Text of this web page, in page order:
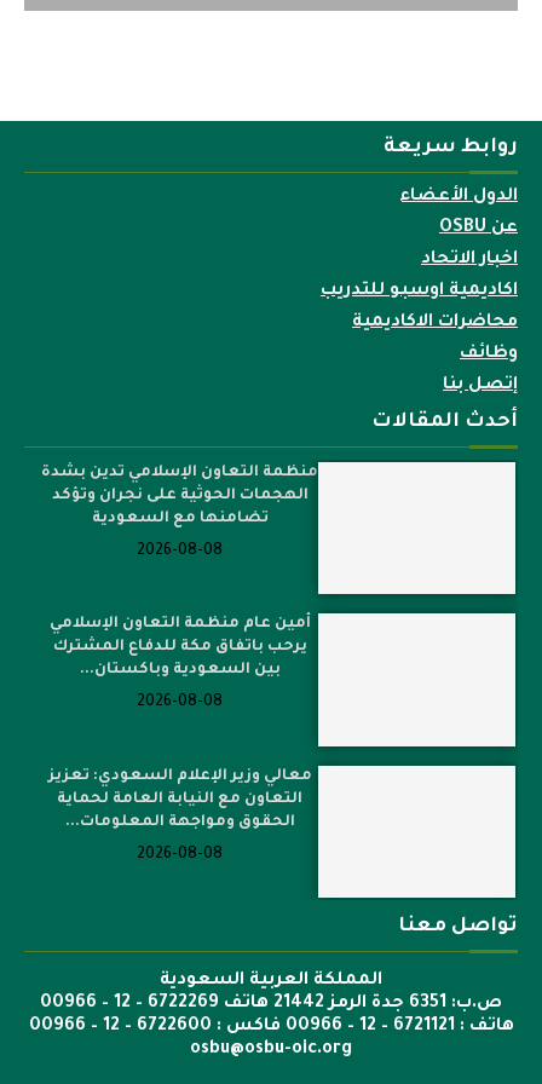
روابط سريعة
الدول الأعضاء
عن OSBU
اخبار الاتحاد
اكاديمية اوسبو للتدريب
محاضرات الاكاديمية
وظائف
إتصل بنا
أحدث المقالات
منظمة التعاون الإسلامي تدين بشدة
الهجمات الحوثية على نجران وتؤكد
تضامنها مع السعودية
2026-08-08
أمين عام منظمة التعاون الإسلامي
يرحب باتفاق مكة للدفاع المشترك
بين السعودية وباكستان...
2026-08-08
معالي وزير الإعلام السعودي: تعزيز
التعاون مع النيابة العامة لحماية
الحقوق ومواجهة المعلومات...
2026-08-08
تواصل معنا
المملكة العربية السعودية
ص.ب: 6351 جدة الرمز 21442 هاتف 6722269 – 12 – 00966
هاتف : 6721121 – 12 – 00966 فاكس : 6722600 – 12 – 00966
osbu@osbu-oic.org